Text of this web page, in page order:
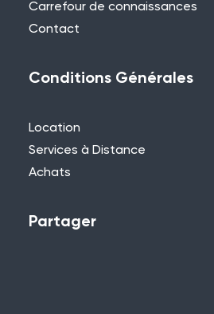
Carrefour de connaissances
Contact
Conditions Générales
Location
Services à Distance
Achats
Partager